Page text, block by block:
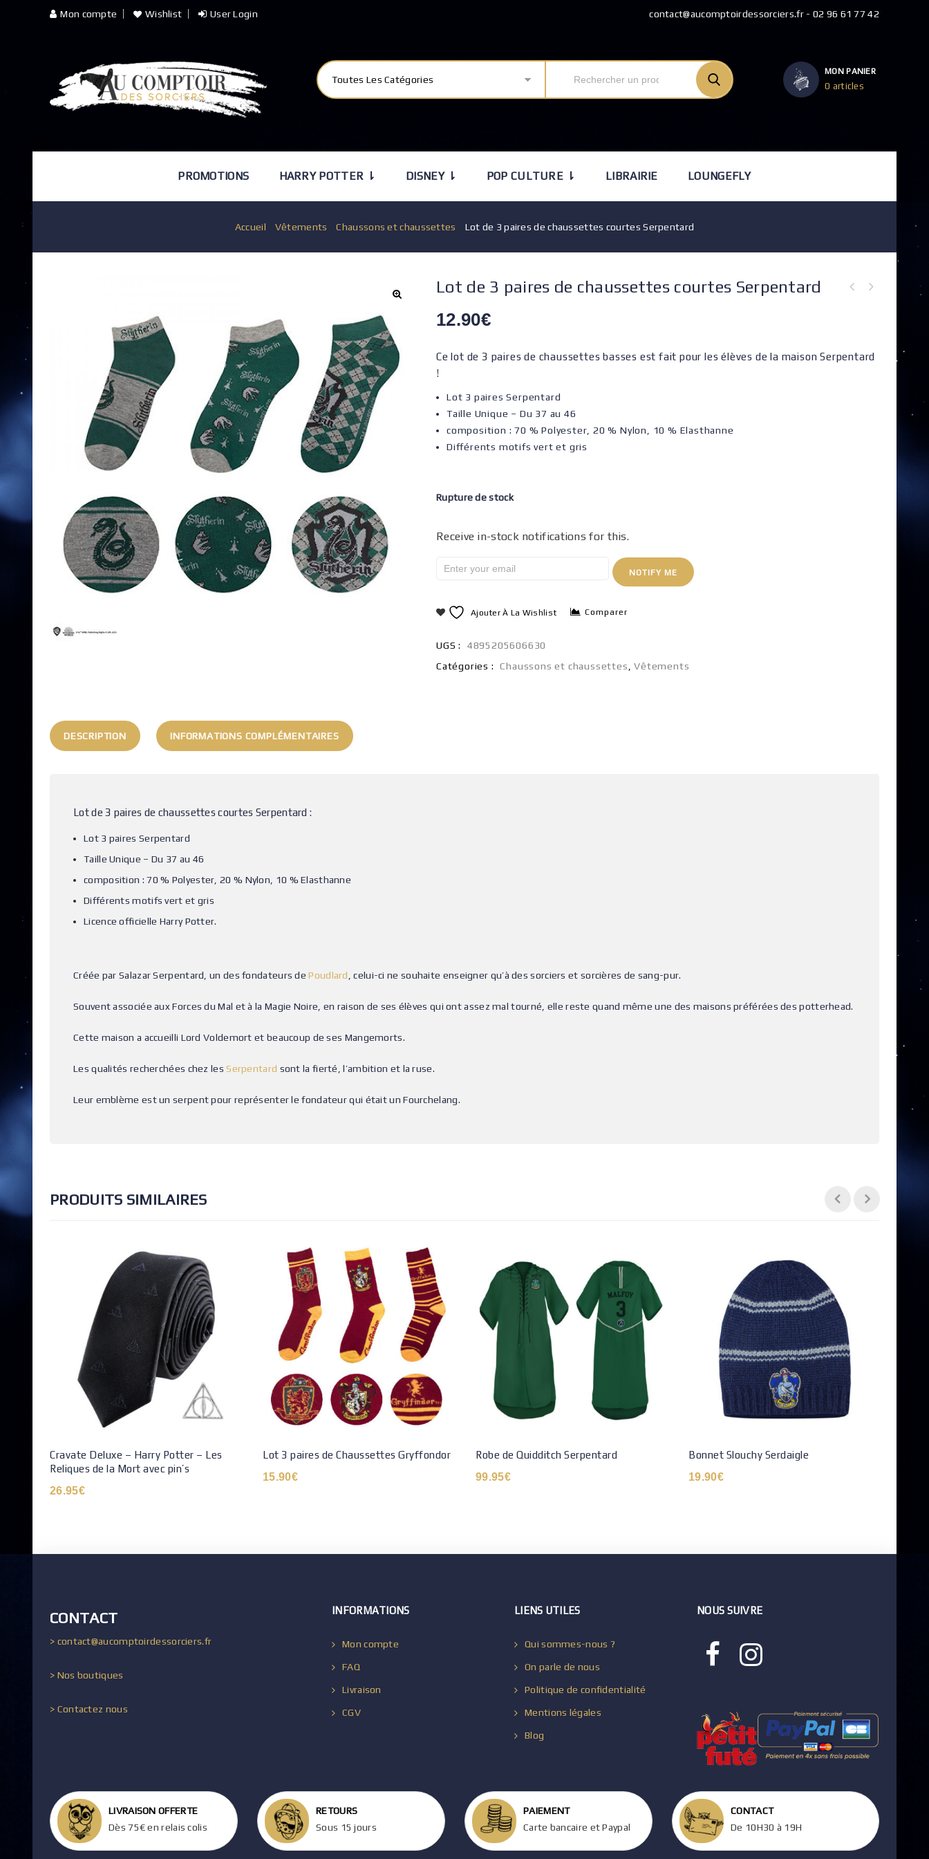
Mon compte Wishlist User Login contact@aucomptoirdessorciers.fr - 02 96 61 77 42
Toutes Les Catégories
MON PANIER
0 articles
PROMOTIONS HARRY POTTER ⇂ DISNEY ⇂ POP CULTURE ⇂ LIBRAIRIE LOUNGEFLY
Accueil Vêtements /Chaussons et chaussettes Lot de 3 paires de chaussettes courtes Serpentard
Lot de 3 paires de chaussettes courtes Serpentard
12.90€
Ce lot de 3 paires de chaussettes basses est fait pour les élèves de la maison Serpentard
!
Lot 3 paires Serpentard
Taille Unique – Du 37 au 46
composition : 70 % Polyester, 20 % Nylon, 10 % Elasthanne
Différents motifs vert et gris
Rupture de stock
Receive in-stock notifications for this.
NOTIFY ME
Ajouter À La Wishlist Comparer
UGS :
4895205606630
Catégories :
Chaussons et chaussettes ,Vêtements
DESCRIPTION INFORMATIONS COMPLÉMENTAIRES
Lot de 3 paires de chaussettes courtes Serpentard :
Lot 3 paires Serpentard
Taille Unique – Du 37 au 46
composition : 70 % Polyester, 20 % Nylon, 10 % Elasthanne
Différents motifs vert et gris
Licence officielle Harry Potter.
Créée par Salazar Serpentard, un des fondateurs dePoudlard , celui-ci ne souhaite enseigner qu’à des sorciers et sorcières de sang-pur.
Souvent associée aux Forces du Mal et à la Magie Noire, en raison de ses élèves qui ont assez mal tourné, elle reste quand même une des maisons préférées des potterhead.
Cette maison a accueilli Lord Voldemort et beaucoup de ses Mangemorts.
Les qualités recherchées chez lesSerpentard sont la fierté, l’ambition et la ruse.
Leur emblème est un serpent pour représenter le fondateur qui était un Fourchelang.
PRODUITS SIMILAIRES
Cravate Deluxe – Harry Potter – Les
Reliques de la Mort avec pin’s
26.95€
Lot 3 paires de Chaussettes Gryffondor
15.90€
Robe de Quidditch Serpentard
99.95€
Bonnet Slouchy Serdaigle
19.90€
CONTACT
> contact@aucomptoirdessorciers.fr
> Nos boutiques
> Contactez nous
INFORMATIONS
Mon compte
FAQ
Livraison
CGV
LIENS UTILES
Qui sommes-nous ?
On parle de nous
Politique de confidentialité
Mentions légales
Blog
NOUS SUIVRE
LIVRAISON OFFERTE
Dès 75€ en relais colis
RETOURS
Sous 15 jours
PAIEMENT
Carte bancaire et Paypal
CONTACT
De 10H30 à 19H